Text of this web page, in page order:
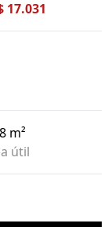
17.031
m²
útil